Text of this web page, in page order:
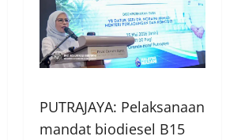
PUTRAJAYA: Pelaksanaan
mandat biodiesel B15